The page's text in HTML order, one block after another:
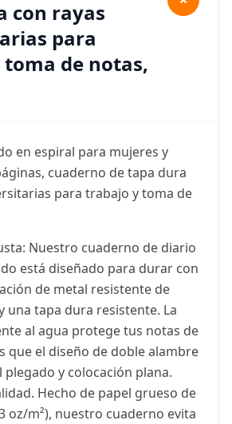
con rayas
para
de notas,
en espiral para mujeres y
cuaderno de tapa dura
para trabajo y toma de
Nuestro cuaderno de diario
está diseñado para durar con
de metal resistente de
una tapa dura resistente. La
al agua protege tus notas de
que el diseño de doble alambre
y colocación plana.
Hecho de papel grueso de
oz/m²), nuestro cuaderno evita